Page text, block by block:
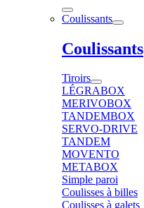
Coulissants
Coulissants
Tiroirs
LÉGRABOX
MERIVOBOX
TANDEMBOX
SERVO-DRIVE
TANDEM
MOVENTO
METABOX
Simple paroi
Coulisses à billes
Coulisses à galets